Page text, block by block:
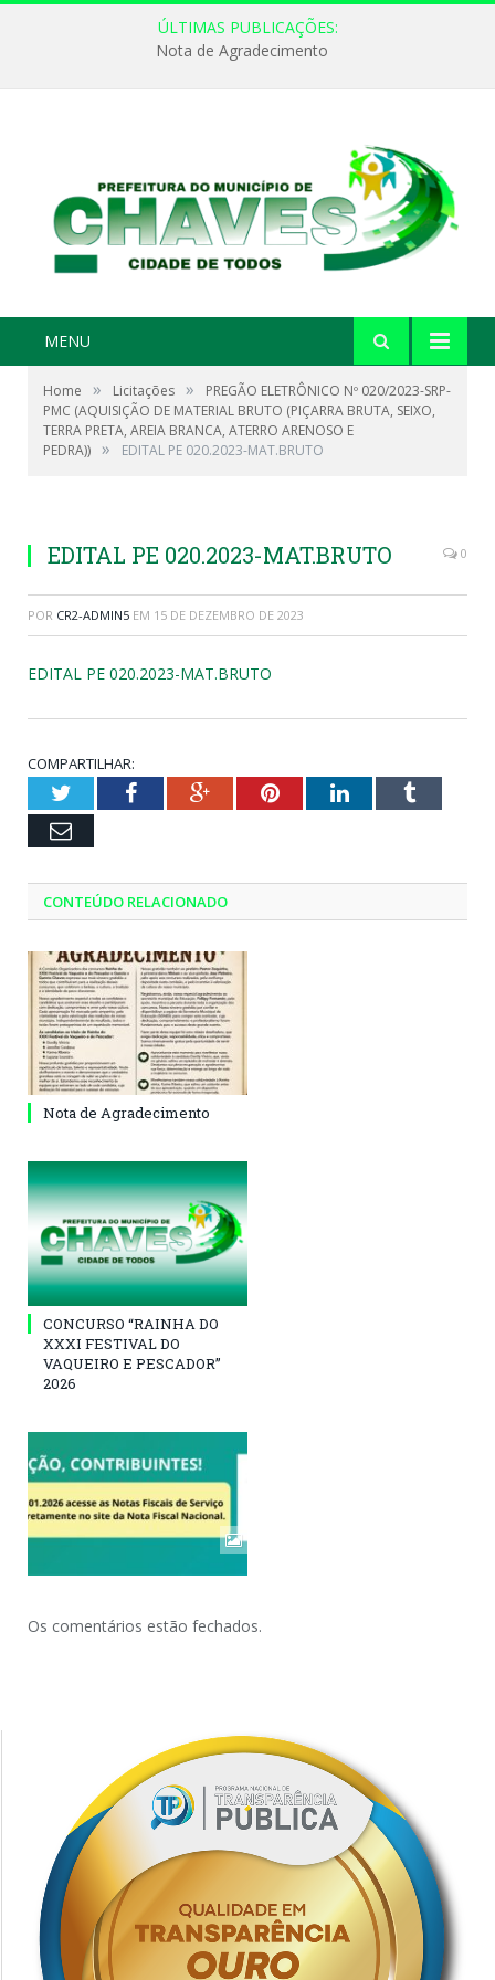
ÚLTIMAS PUBLICAÇÕES:
Nota de Agradecimento
MENU
Home » Licitações »
PREGÃO ELETRÔNICO Nº 020/2023-SRP-
PMC (AQUISIÇÃO DE MATERIAL BRUTO (PIÇARRA BRUTA, SEIXO,
TERRA PRETA, AREIA BRANCA, ATERRO ARENOSO E
PEDRA)) » EDITAL PE 020.2023-MAT.BRUTO
EDITAL PE 020.2023-MAT.BRUTO 0
POR CR2-ADMIN5 EM 15 DE DEZEMBRO DE 2023
EDITAL PE 020.2023-MAT.BRUTO
COMPARTILHAR:
TwitterFacebookGoogle+PinterestLinkedInTumblr
Email
CONTEÚDO RELACIONADO
Nota de Agradecimento
CONCURSO “RAINHA DO
XXXI FESTIVAL DO
VAQUEIRO E PESCADOR”
2026
Os comentários estão fechados.